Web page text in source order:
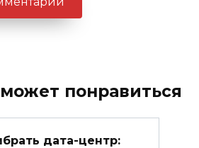
понравиться
дата-центр: